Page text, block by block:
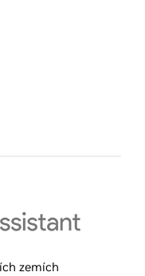
zemích